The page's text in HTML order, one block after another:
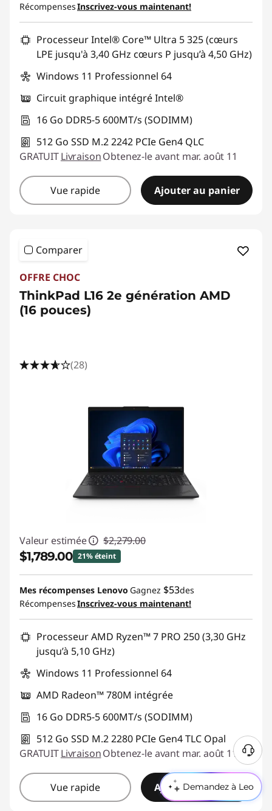
Demandez à Leo
RécompensesInscrivez-vous maintenant!
Processeur Intel® Core™ Ultra 5 325 (cœurs
LPE jusqu'à 3,40 GHz cœurs P jusqu’à 4,50 GHz)
Windows 11 Professionnel 64
Circuit graphique intégré Intel®
16 Go DDR5-5 600MT/s (SODIMM)
512 Go SSD M.2 2242 PCIe Gen4 QLC
GRATUITLivraisonObtenez-le avant mar. août 11
Vue rapide Ajouter au panier
Comparer
OFFRE CHOC
ThinkPad L16 2e génération AMD
(16 pouces)
(28)
Valeur estimée $2,279.00
$1,789.00 21% éteint
Économies instantanées :-$490.00
Promo price: Max 5 units per order
Mes récompenses Lenovo Gagnez $53des
RécompensesInscrivez-vous maintenant!
Processeur AMD Ryzen™ 7 PRO 250 (3,30 GHz
jusqu’à 5,10 GHz)
Windows 11 Professionnel 64
AMD Radeon™ 780M intégrée
16 Go DDR5-5 600MT/s (SODIMM)
512 Go SSD M.2 2280 PCIe Gen4 TLC Opal
GRATUITLivraisonObtenez-le avant mar. août 11
Vue rapide Ajouter au panier
B
e
s
o